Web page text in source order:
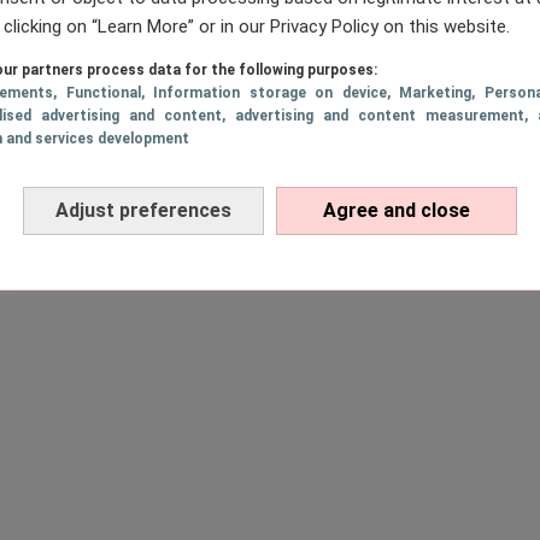
on “Learn More” or in our Privacy Policy on this website.
partners process data for the following purposes:
, Functional , Information storage on device, Marketing,
advertising and content, advertising and content measurement,
and services development
Adjust preferences Agree and close
spellen pakket t.w.v. €125,-
weekendplannen en stop maar met wat je aan
een spelletjesavond is wat jij en jebestiesnu
zetten even voor je op een rijtje wat er
€125,- (!) zit.